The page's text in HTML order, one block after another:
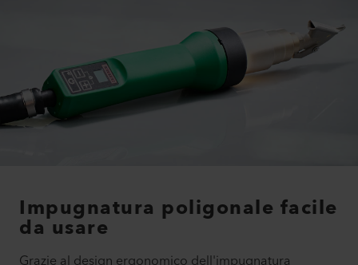
Impugnatura poligonale facile
da usare